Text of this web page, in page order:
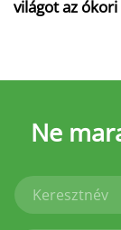
világot az
Ne